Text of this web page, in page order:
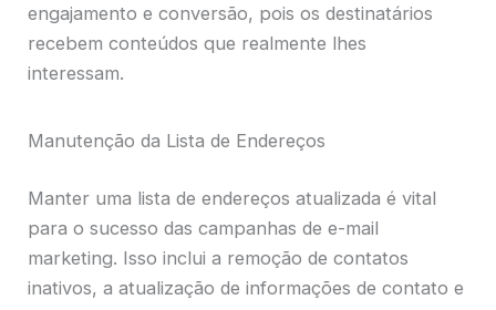
engajamento e conversão, pois os destinatários
recebem conteúdos que realmente lhes
interessam.
Manutenção da Lista de Endereços
Manter uma lista de endereços atualizada é vital
para o sucesso das campanhas de e-mail
marketing. Isso inclui a remoção de contatos
inativos, a atualização de informações de contato e